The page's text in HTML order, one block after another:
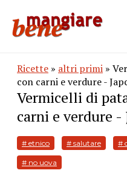
Ricette » altri primi »
con carni e verdure -
Vermicelli di
carni e verdure -
# etnico # salutare #
# no uova